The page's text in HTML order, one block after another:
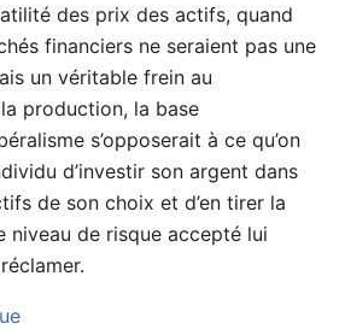
des prix des actifs, quand
financiers ne seraient pas une
un véritable frein au
production, la base
s’opposerait à ce qu’on
d’investir son argent dans
de son choix et d’en tirer la
niveau de risque accepté lui